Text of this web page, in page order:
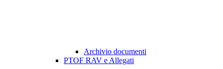
Archivio documenti
PTOF RAV e Allegati